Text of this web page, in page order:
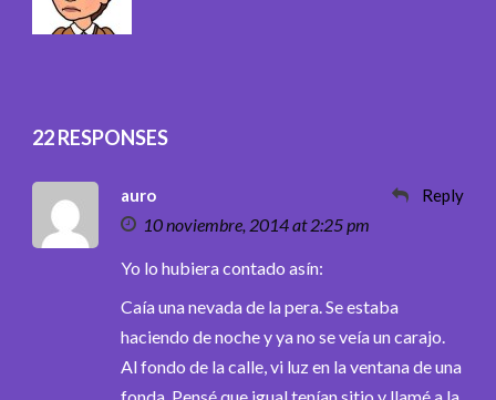
22 RESPONSES
auro
10 noviembre, 2014 at 2:25 pm
Reply
Yo lo hubiera contado asín:
Caía una nevada de la pera. Se estaba
haciendo de noche y ya no se veía un carajo.
Al fondo de la calle, vi luz en la ventana de una